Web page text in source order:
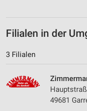
Filialen in der
3 Filialen
49681
Entwicklung und
Inhalten
Verwendung genauer